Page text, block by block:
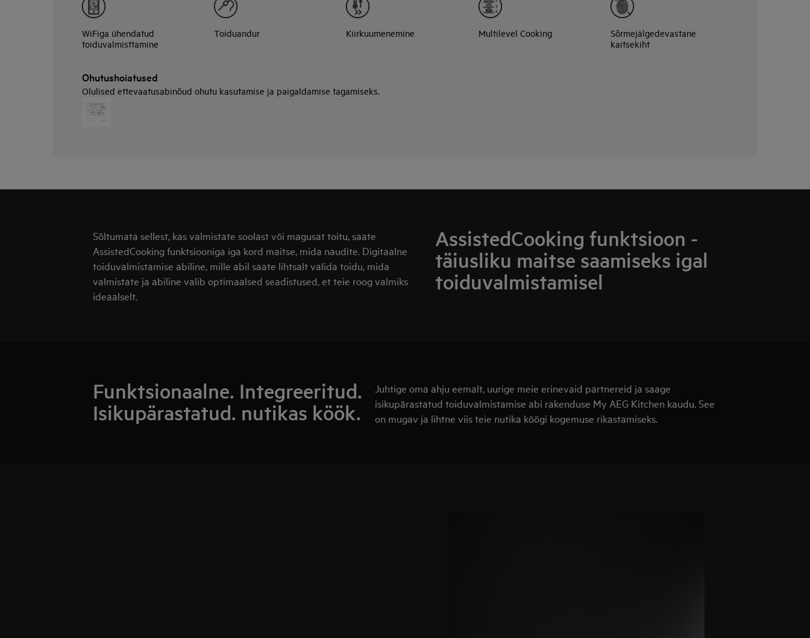
WiFiga ühendatud
toiduvalmisttamine
Toiduandur Kiirkuumenemine Multilevel Cooking
Sõrmejälgedevastane
kaitsekiht
Ohutushoiatused
Olulised ettevaatusabinõud ohutu kasutamise ja paigaldamise tagamiseks.
AssistedCooking funktsioon -
täiusliku maitse saamiseks igal
toiduvalmistamisel
Sõltumata sellest, kas valmistate soolast või magusat toitu, saate
AssistedCooking funktsiooniga iga kord maitse, mida naudite. Digitaalne
toiduvalmistamise abiline, mille abil saate lihtsalt valida toidu, mida
valmistate ja abiline valib optimaalsed seadistused, et teie roog valmiks
ideaalselt.
Funktsionaalne. Integreeritud.
Isikupärastatud. nutikas köök.
Juhtige oma ahju eemalt, uurige meie erinevaid partnereid ja saage
isikupärastatud toiduvalmistamise abi rakenduse My AEG Kitchen kaudu. See
on mugav ja lihtne viis teie nutika köögi kogemuse rikastamiseks.